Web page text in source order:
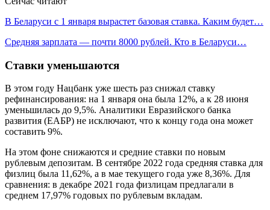
В Беларуси с 1 января вырастет базовая ставка. Каким будет…
Средняя зарплата — почти 8000 рублей. Кто в Беларуси…
Ставки уменьшаются
В этом году Нацбанк уже шесть раз снижал ставку
рефинансирования: на 1 января она была 12%, а к 28 июня
уменьшилась до 9,5%. Аналитики Евразийского банка
развития (ЕАБР) не исключают, что к концу года она может
составить 9%.
На этом фоне снижаются и средние ставки по новым
рублевым депозитам. В сентябре 2022 года средняя ставка для
физлиц была 11,62%, а в мае текущего года уже 8,36%. Для
сравнения: в декабре 2021 года физлицам предлагали в
среднем 17,97% годовых по рублевым вкладам.